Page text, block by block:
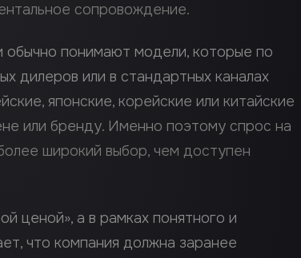
сопровождение.
обычно понимают модели, которые по
дилеров или в стандартных каналах
японские, корейские или китайские
или бренду. Именно поэтому спрос на
широкий выбор, чем доступен
ценой», а в рамках понятного и
что компания должна заранее